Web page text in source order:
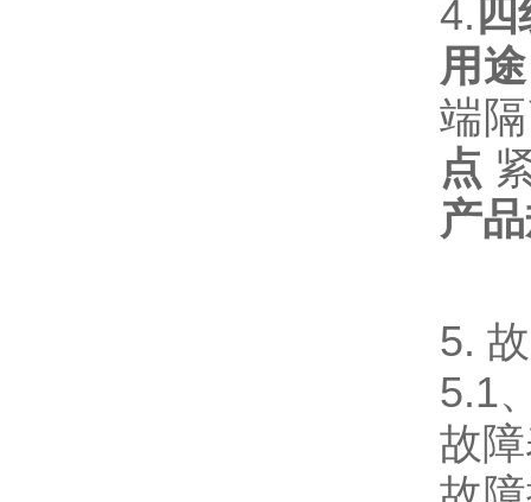
4.
用途
端
点
产
5.
5.1
故